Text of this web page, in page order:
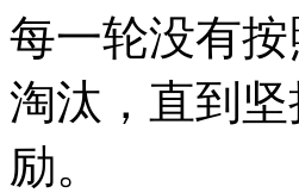
每一轮没有
淘汰，直到
励。